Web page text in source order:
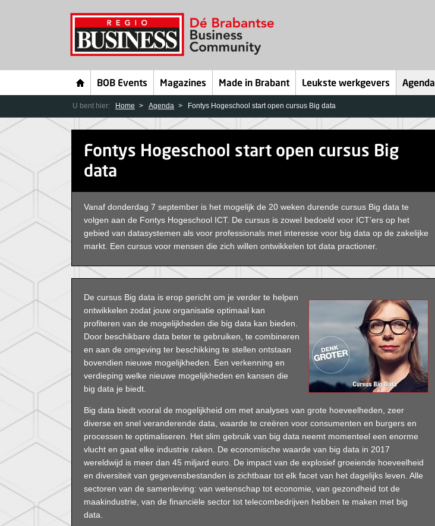
BOB Events Magazines Made in Brabant Leukste werkgevers Agenda
U bent hier: Home Agenda Fontys Hogeschool start open cursus Big data
Fontys Hogeschool start open cursus Big
data
Vanaf donderdag 7 september is het mogelijk de 20 weken durende cursus Big data te
volgen aan de Fontys Hogeschool ICT. De cursus is zowel bedoeld voor ICT’ers op het
gebied van datasystemen als voor professionals met interesse voor big data op de zakelijke
markt. Een cursus voor mensen die zich willen ontwikkelen tot data practioner.
De cursus Big data is erop gericht om je verder te helpen
ontwikkelen zodat jouw organisatie optimaal kan
profiteren van de mogelijkheden die big data kan bieden.
Door beschikbare data beter te gebruiken, te combineren
en aan de omgeving ter beschikking te stellen ontstaan
bovendien nieuwe mogelijkheden. Een verkenning en
verdieping welke nieuwe mogelijkheden en kansen die
big data je biedt.
Big data biedt vooral de mogelijkheid om met analyses van grote hoeveelheden, zeer
diverse en snel veranderende data, waarde te creëren voor consumenten en burgers en
processen te optimaliseren. Het slim gebruik van big data neemt momenteel een enorme
vlucht en gaat elke industrie raken. De economische waarde van big data in 2017
wereldwijd is meer dan 45 miljard euro. De impact van de explosief groeiende hoeveelheid
en diversiteit van gegevensbestanden is zichtbaar tot elk facet van het dagelijks leven. Alle
sectoren van de samenleving: van wetenschap tot economie, van gezondheid tot de
maakindustrie, van de financiële sector tot telecombedrijven hebben te maken met big
data.